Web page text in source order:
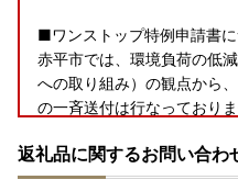
■ワンストップ特例申請書
赤平市では、環境負荷の低
への取り組み）の観点から
の一斉送付は行なっておりま
ガキ）」のQRコードをスマ
された画面(自治体マイペー
返礼品に関するお問い合わ